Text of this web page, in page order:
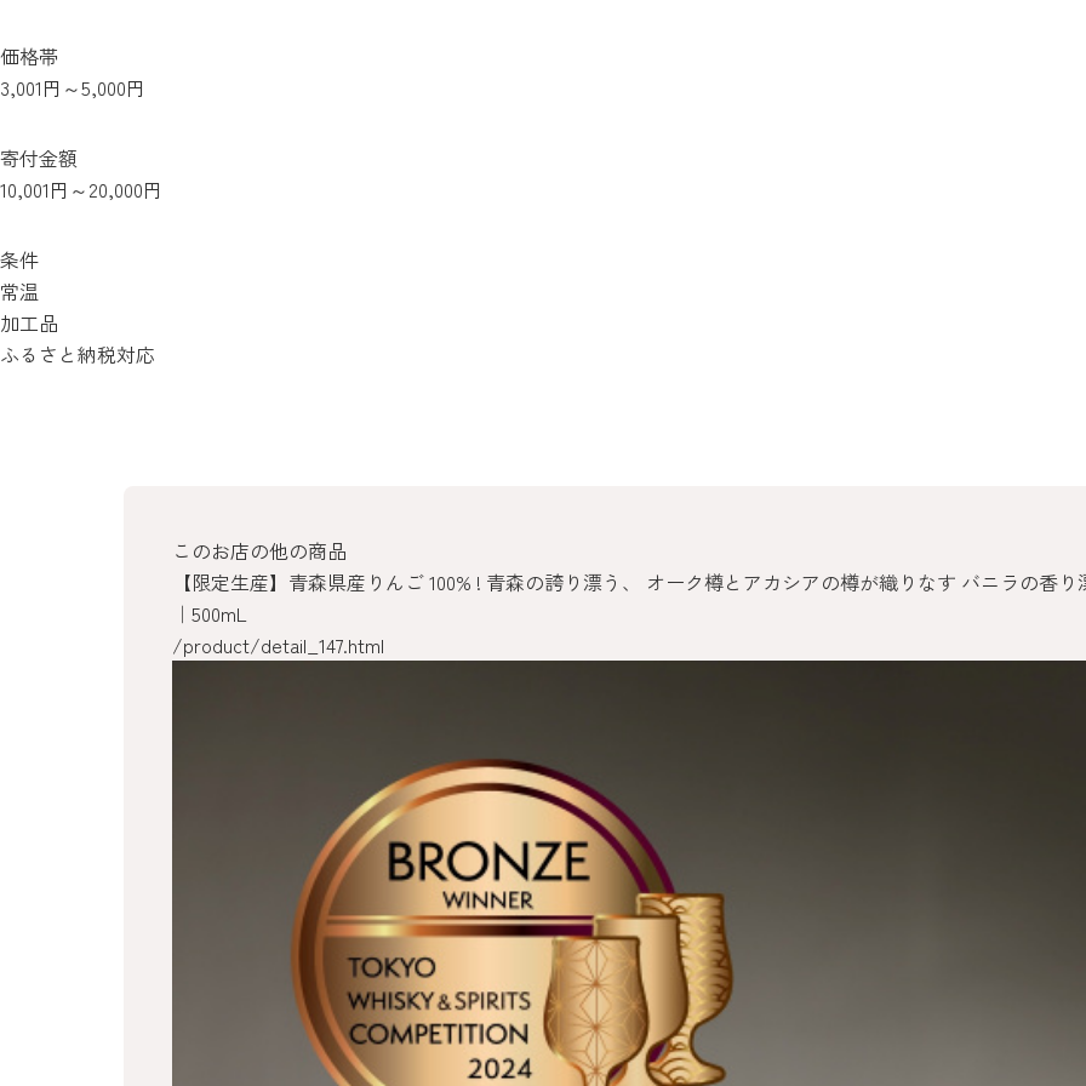
価格帯
3,001円～5,000円
寄付金額
10,001円～20,000円
条件
常温
加工品
ふるさと納税対応
このお店の他の商品
【限定生産】青森県産りんご 100% ! 青森の誇り漂う、 オーク樽とアカシアの樽が織りなす バニラの香
｜500mL
/product/detail_147.html
/product/detail_133.html
/product/detail_126.html
/product/detail_125.html